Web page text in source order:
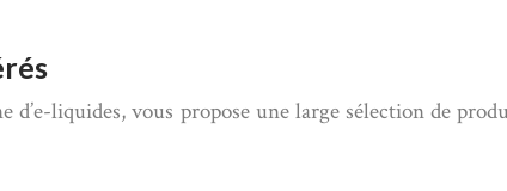
liquides, vous propose une large sélection de